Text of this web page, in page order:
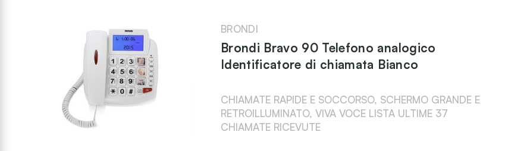
BRONDI
Brondi Bravo 90 Telefono analogico
Identificatore di chiamata Bianco
CHIAMATE RAPIDE E SOCCORSO, SCHERMO GRANDE E
RETROILLUMINATO, VIVA VOCE LISTA ULTIME 37
CHIAMATE RICEVUTE